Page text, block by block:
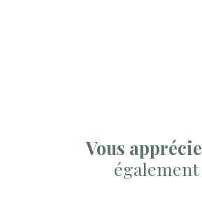
Vous
également